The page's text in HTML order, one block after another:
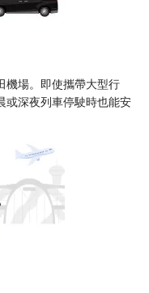
機場。即使攜帶大型行
或深夜列車停駛時也能安